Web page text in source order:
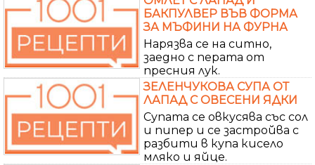
БАКПУЛВЕР ВЪВ ФОРМА
ЗА МЪФИНИ НА ФУРНА
Нарязва се на ситно,
заедно с перата от
пресния лук.
ЗЕЛЕНЧУКОВА СУПА ОТ
ЛАПАД С ОВЕСЕНИ ЯДКИ
Супата се овкусява със сол
и пипер и се застройва с
разбити в купа кисело
мляко и яйце.